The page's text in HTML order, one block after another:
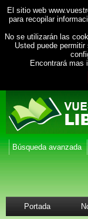
El sitio web
para recopilar
No se utilizarán las
Usted puede
Encontrará mas
Búsqueda avanzada
Portada